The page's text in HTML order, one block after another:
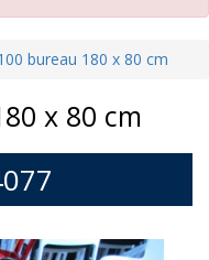
bureau 180 x 80 cm
x 80 cm